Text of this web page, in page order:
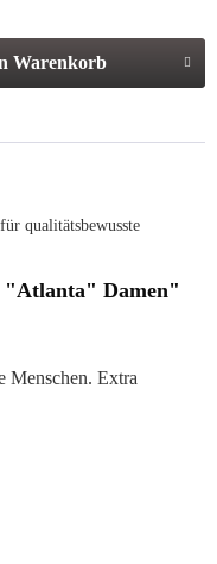
Warenkorb
qualitätsbewusste
Damen"
Menschen. Extra